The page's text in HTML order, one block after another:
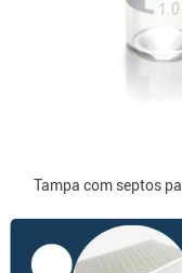
Tampa com septos